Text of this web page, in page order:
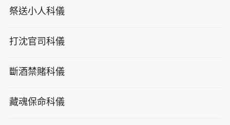
祭送小人科儀
打沈官司科儀
斷酒禁賭科儀
藏魂保命科儀